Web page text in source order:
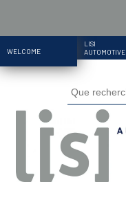
WELCOME
LISI
AUTOMOTIVE